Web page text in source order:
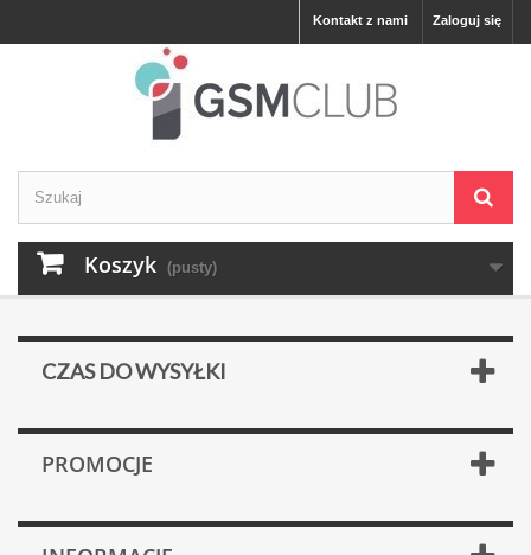
Zaloguj się
Kontakt z nami
Koszyk (pusty)
CZAS DO WYSYŁKI
PROMOCJE